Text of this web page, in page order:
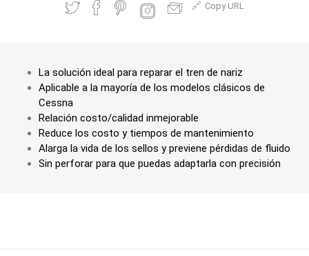
Copy URL
La solución ideal para reparar el tren de nariz
Aplicable a la mayoría de los modelos clásicos de
Cessna
Relación costo/calidad inmejorable
Reduce los costo y tiempos de mantenimiento
Alarga la vida de los sellos y previene pérdidas de fluido
Sin perforar para que puedas adaptarla con precisión